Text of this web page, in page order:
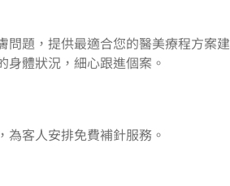
題，提供最適合您的醫美療程方案建
體狀況，細心跟進個案。
客人安排免費補針服務。